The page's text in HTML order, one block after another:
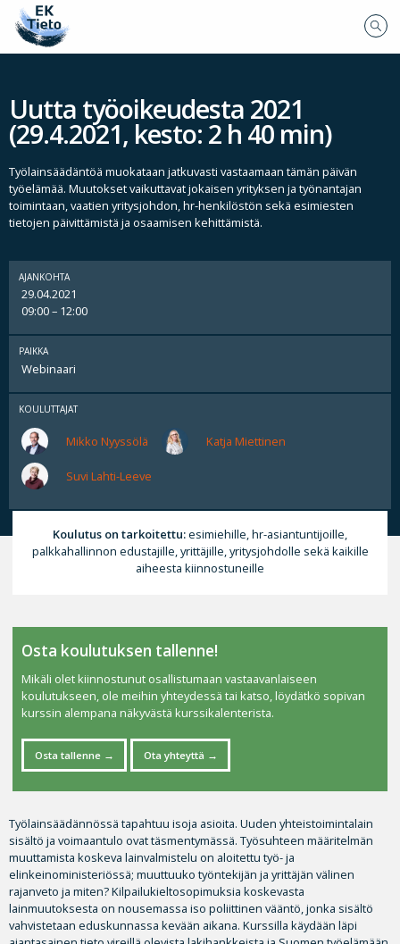
Uutta työoikeudesta 2021
(29.4.2021, kesto: 2 h 40 min)
Työlainsäädäntöä muokataan jatkuvasti vastaamaan tämän päivän
työelämää. Muutokset vaikuttavat jokaisen yrityksen ja työnantajan
toimintaan, vaatien yritysjohdon, hr-henkilöstön sekä esimiesten
tietojen päivittämistä ja osaamisen kehittämistä.
AJANKOHTA
29.04.2021
09:00 – 12:00
PAIKKA
Webinaari
KOULUTTAJAT
Mikko Nyyssölä Katja Miettinen
Suvi Lahti-Leeve
Koulutus on tarkoitettu:esimiehille, hr-asiantuntijoille,
palkkahallinnon edustajille, yrittäjille, yritysjohdolle sekä kaikille
aiheesta kiinnostuneille
Työlainsäädännössä tapahtuu isoja asioita. Uuden yhteistoimintalain
sisältö ja voimaantulo ovat täsmentymässä. Työsuhteen määritelmän
muuttamista koskeva lainvalmistelu on aloitettu työ- ja
elinkeinoministeriössä; muuttuuko työntekijän ja yrittäjän välinen
rajanveto ja miten? Kilpailukieltosopimuksia koskevasta
lainmuutoksesta on nousemassa iso poliittinen vääntö, jonka sisältö
vahvistetaan eduskunnassa kevään aikana. Kurssilla käydään läpi
Osta koulutuksen tallenne!
Mikäli olet kiinnostunut osallistumaan vastaavanlaiseen
koulutukseen, ole meihin yhteydessä tai katso, löydätkö sopivan
kurssin alempana näkyvästä kurssikalenterista.
Osta tallenne Ota yhteyttä